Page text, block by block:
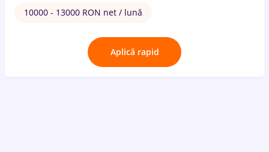
10000 - 13000 RON net / lună
Aplică rapid